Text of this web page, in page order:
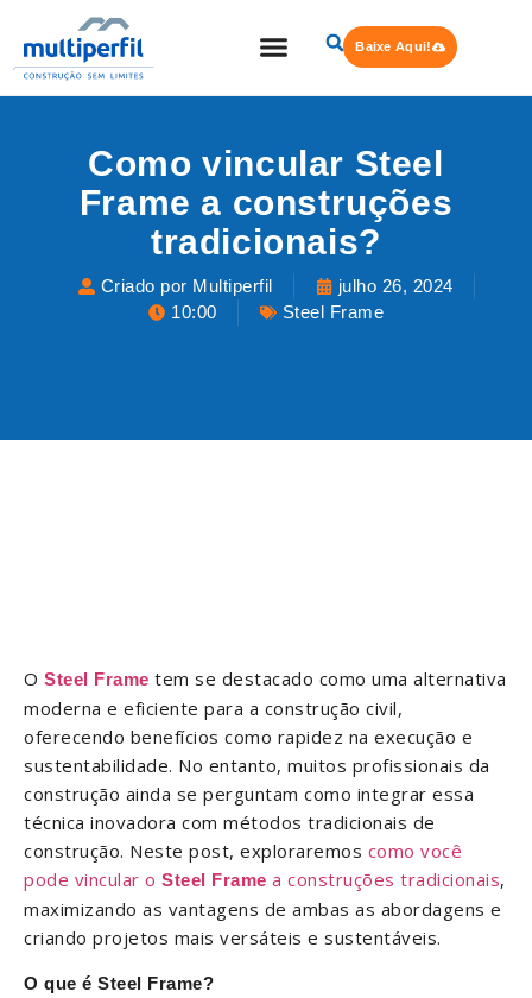
Baixe Aqui!
Como vincular Steel
Frame a construções
tradicionais?
Criado por Multiperfil
julho 26, 2024
10:00
Steel Frame
O Steel Frame tem se destacado como uma alternativa
moderna e eficiente para a construção civil,
oferecendo benefícios como rapidez na execução e
sustentabilidade. No entanto, muitos profissionais da
construção ainda se perguntam como integrar essa
técnica inovadora com métodos tradicionais de
construção. Neste post, exploraremos como você
pode vincular o Steel Frame a construções tradicionais,
maximizando as vantagens de ambas as abordagens e
criando projetos mais versáteis e sustentáveis.
O que é Steel Frame?